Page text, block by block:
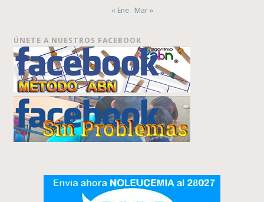
« Ene Mar »
ÚNETE A NUESTROS FACEBOOK